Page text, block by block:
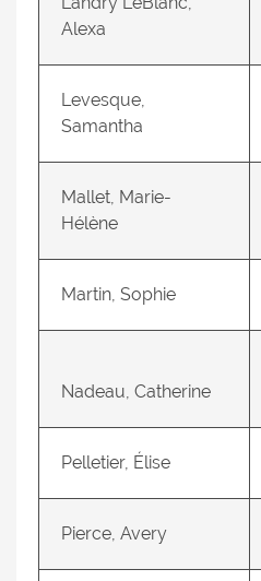
Alexa
Levesque,
Samantha
Mallet, Marie-
Hélène
Martin, Sophie
Nadeau, Catherine
Pelletier, Élise
Pierce, Avery